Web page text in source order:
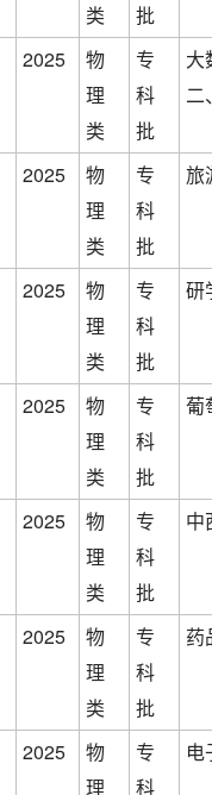
类
批
2025
物
理
类
专
科
批
大
二
2025
物
理
类
专
科
批
旅
2025
物
理
类
专
科
批
研
2025
物
理
类
专
科
批
葡
2025
物
理
类
专
科
批
中
2025
物
理
类
专
科
批
药
2025
物
理
专
科
电